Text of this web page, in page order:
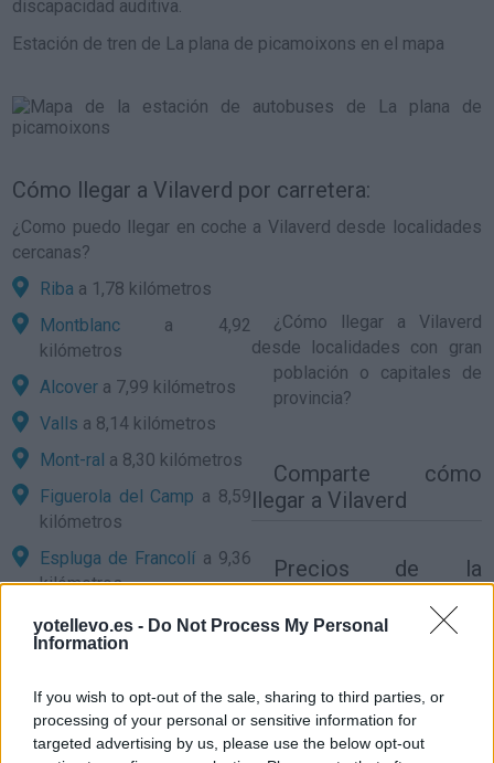
yotellevo.es - Do Not Process My Personal
Information
If you wish to opt-out of the sale, sharing to third parties, or
processing of your personal or sensitive information for
targeted advertising by us, please use the below opt-out
discapacidad auditiva.
Estación de tren de La plana de picamoixons en el mapa
Cómo llegar a Vilaverd por carretera:
¿Como puedo llegar en coche a Vilaverd desde localidades
cercanas?
Riba a 1,78 kilómetros
Montblanc a 4,92
kilómetros
Alcover a 7,99 kilómetros
Valls a 8,14 kilómetros
Mont-ral a 8,30 kilómetros
Figuerola del Camp a 8,59
kilómetros
Espluga de Francolí a 9,36
kilómetros
Barberà de la Concaa 9,51
kilómetros
Pla de Santa Mariaa 10,10
kilómetros
¿ Cómo llegar a Vilaverd
desde localidades con gran
población o capitales de
provincia?
Comparte cómo
llegar a Vilaverd
Precios de la